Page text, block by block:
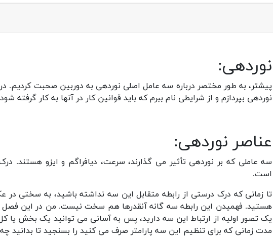
نوردهی:
پیشتر، به طور مختصر درباره سه عامل اصلی نوردهی به دوربین صحبت کردیم.
نوردهی بپردازم و از شرایطی نام ببرم که باید قوانین کار در آنها به کار گرفته
عناصر نوردهی:
سه عاملی که بر نوردهی تأثیر می گذارند، سرعت، دیافراگم و ایزو هستند.
است.
تا زمانی که درک درستی از رابطه متقابل این سه نداشته باشید، به سختی
هستید. فهمیدن این رابطه سه گانه آنقدرها هم سخت نیست. من در این فصل
یک تصور اولیه از ارتباط این سه دارید، پس به آسانی می توانید یک بخش یا
مدت زمانی که برای تنظیم این سه پارامتر صرف می کنید را بسنجید تا بدانید چه